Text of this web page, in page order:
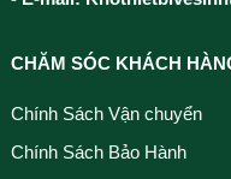
CHĂM SÓC KHÁCH
Chính Sách Vận chuyển
Chính Sách Bảo Hành